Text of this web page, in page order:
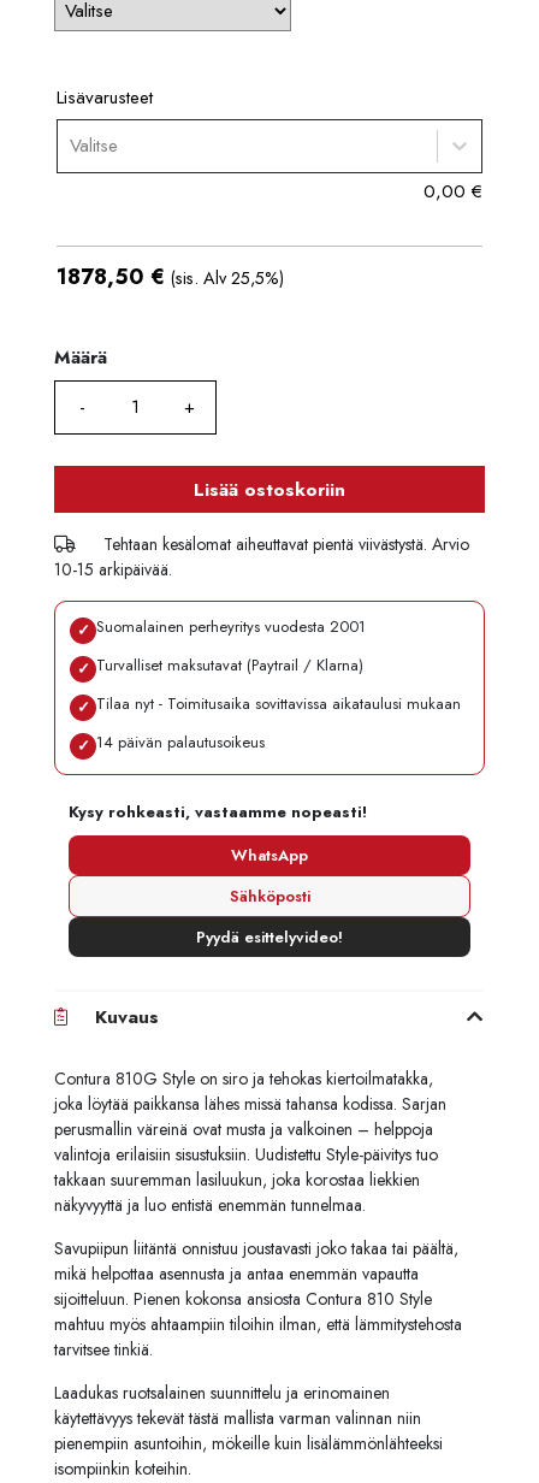
Lisävarusteet
Valitse
0,00 €
1878,50 € (sis. Alv 25,5%)
Määrä
Määrä
Lisää ostoskoriin
Tehtaan kesälomat aiheuttavat pientä viivästystä. Arvio
10-15 arkipäivää.
✓ Suomalainen perheyritys vuodesta 2001
✓ Turvalliset maksutavat (Paytrail / Klarna)
✓ Tilaa nyt - Toimitusaika sovittavissa aikataulusi mukaan
✓ 14 päivän palautusoikeus
Kysy rohkeasti, vastaamme nopeasti!
WhatsApp
Sähköposti
Pyydä esittelyvideo!
Kuvaus
Contura 810G Style on siro ja tehokas kiertoilmatakka,
joka löytää paikkansa lähes missä tahansa kodissa. Sarjan
perusmallin väreinä ovat musta ja valkoinen – helppoja
valintoja erilaisiin sisustuksiin. Uudistettu Style-päivitys tuo
takkaan suuremman lasiluukun, joka korostaa liekkien
näkyvyyttä ja luo entistä enemmän tunnelmaa.
Savupiipun liitäntä onnistuu joustavasti joko takaa tai päältä,
mikä helpottaa asennusta ja antaa enemmän vapautta
sijoitteluun. Pienen kokonsa ansiosta Contura 810 Style
mahtuu myös ahtaampiin tiloihin ilman, että lämmitystehosta
tarvitsee tinkiä.
Laadukas ruotsalainen suunnittelu ja erinomainen
käytettävyys tekevät tästä mallista varman valinnan niin
pienempiin asuntoihin, mökeille kuin lisälämmönlähteeksi
isompiinkin koteihin.